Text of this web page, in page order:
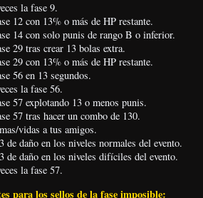
la fase 9.
12 con 13% o más de HP restante.
14 con solo punis de rango B o inferior.
29 tras crear 13 bolas extra.
29 con 13% o más de HP restante.
56 en 13 segundos.
la fase 56.
57 explotando 13 o menos punis.
57 tras hacer un combo de 130.
vidas a tus amigos.
de daño en los niveles normales del evento.
de daño en los niveles difíciles del evento.
la fase 57.
para los sellos de la fase imposible: